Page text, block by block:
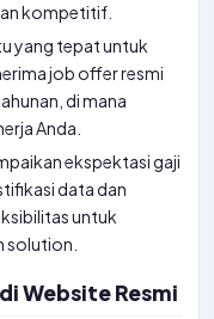
kompetitif.
yang tepat untuk
job offer resmi
di mana
Anda.
ekspektasi gaji
data dan
untuk
solution.
Website Resmi